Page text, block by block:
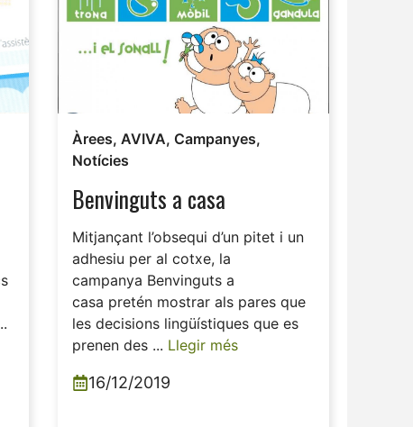
Àrees, AVIVA, Campanyes,
Notícies
Benvinguts a casa
Mitjançant l’obsequi d’un pitet i un
adhesiu per al cotxe, la
campanya Benvinguts a
casa pretén mostrar als pares que
les decisions lingüístiques que es
prenen des ... Llegir més
16/12/2019